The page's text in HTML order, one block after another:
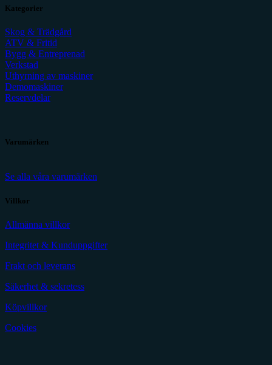
Kategorier
Skog & Trädgård
ATV & Fritid
Bygg & Entreprenad
Verkstad
Uthyrning av maskiner
Demomaskiner
Reservdelar
Varumärken
Se alla våra varumärken
Villkor
Allmänna villkor
Integritet & Kunduppgifter
Frakt och leverans
Säkerhet & sekretess
Köpvillkor
Cookies